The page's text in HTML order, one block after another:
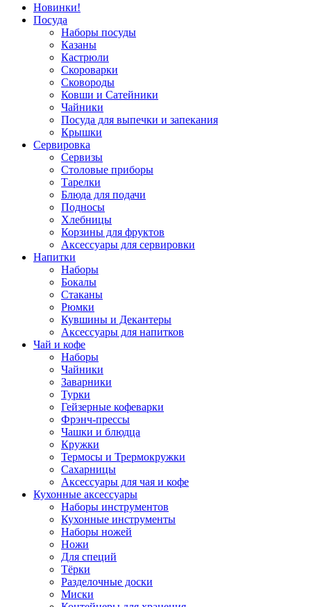
Новинки!
Посуда
Наборы посуды
Казаны
Кастрюли
Скороварки
Сковороды
Ковши и Сатейники
Чайники
Посуда для выпечки и запекания
Крышки
Сервировка
Сервизы
Столовые приборы
Тарелки
Блюда для подачи
Подносы
Хлебницы
Корзины для фруктов
Аксессуары для сервировки
Напитки
Наборы
Бокалы
Стаканы
Рюмки
Кувшины и Декантеры
Аксессуары для напитков
Чай и кофе
Наборы
Чайники
Заварники
Турки
Гейзерные кофеварки
Фрэнч-прессы
Чашки и блюдца
Кружки
Термосы и Трермокружки
Сахарницы
Аксессуары для чая и кофе
Кухонные аксессуары
Наборы инструментов
Кухонные инструменты
Наборы ножей
Ножи
Для специй
Тёрки
Разделочные доски
Миски